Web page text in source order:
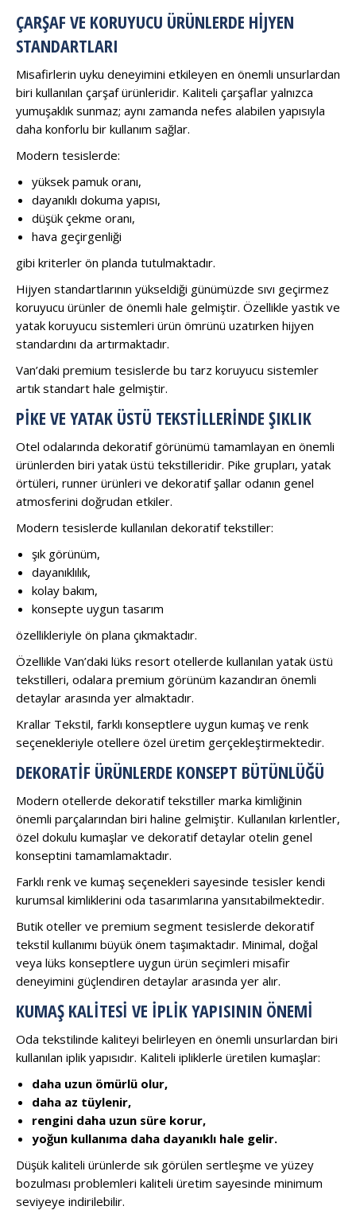
ÇARŞAF VE KORUYUCU ÜRÜNLERDE HIJYEN
STANDARTLARI
Misafirlerin uyku deneyimini etkileyen en önemli unsurlardan
biri kullanılan çarşaf ürünleridir. Kaliteli çarşaflar yalnızca
yumuşaklık sunmaz; aynı zamanda nefes alabilen yapısıyla
daha konforlu bir kullanım sağlar.
Modern tesislerde:
yüksek pamuk oranı,
dayanıklı dokuma yapısı,
düşük çekme oranı,
hava geçirgenliği
gibi kriterler ön planda tutulmaktadır.
Hijyen standartlarının yükseldiği günümüzde sıvı geçirmez
koruyucu ürünler de önemli hale gelmiştir. Özellikle yastık ve
yatak koruyucu sistemleri ürün ömrünü uzatırken hijyen
standardını da artırmaktadır.
Van’daki premium tesislerde bu tarz koruyucu sistemler
artık standart hale gelmiştir.
PIKE VE YATAK ÜSTÜ TEKSTILLERINDE ŞIKLIK
Otel odalarında dekoratif görünümü tamamlayan en önemli
ürünlerden biri yatak üstü tekstilleridir. Pike grupları, yatak
örtüleri, runner ürünleri ve dekoratif şallar odanın genel
atmosferini doğrudan etkiler.
Modern tesislerde kullanılan dekoratif tekstiller:
şık görünüm,
dayanıklılık,
kolay bakım,
konsepte uygun tasarım
özellikleriyle ön plana çıkmaktadır.
Özellikle Van’daki lüks resort otellerde kullanılan yatak üstü
tekstilleri, odalara premium görünüm kazandıran önemli
detaylar arasında yer almaktadır.
Krallar Tekstil, farklı konseptlere uygun kumaş ve renk
seçenekleriyle otellere özel üretim gerçekleştirmektedir.
DEKORATIF ÜRÜNLERDE KONSEPT BÜTÜNLÜĞÜ
Modern otellerde dekoratif tekstiller marka kimliğinin
önemli parçalarından biri haline gelmiştir. Kullanılan kırlentler,
özel dokulu kumaşlar ve dekoratif detaylar otelin genel
konseptini tamamlamaktadır.
Farklı renk ve kumaş seçenekleri sayesinde tesisler kendi
kurumsal kimliklerini oda tasarımlarına yansıtabilmektedir.
Butik oteller ve premium segment tesislerde dekoratif
tekstil kullanımı büyük önem taşımaktadır. Minimal, doğal
veya lüks konseptlere uygun ürün seçimleri misafir
deneyimini güçlendiren detaylar arasında yer alır.
KUMAŞ KALITESI VE İPLIK YAPISININ ÖNEMI
Oda tekstilinde kaliteyi belirleyen en önemli unsurlardan biri
kullanılan iplik yapısıdır. Kaliteli ipliklerle üretilen kumaşlar:
daha uzun ömürlü olur,
daha az tüylenir,
rengini daha uzun süre korur,
yoğun kullanıma daha dayanıklı hale gelir.
Düşük kaliteli ürünlerde sık görülen sertleşme ve yüzey
bozulması problemleri kaliteli üretim sayesinde minimum
seviyeye indirilebilir.